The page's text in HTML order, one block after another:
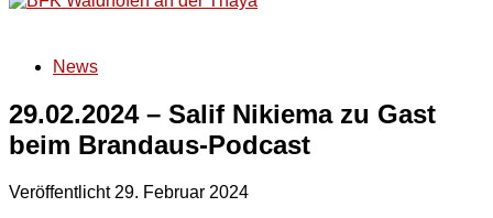
News
29.02.2024 – Salif Nikiema zu Gast
beim Brandaus-Podcast
Veröffentlicht 29. Februar 2024